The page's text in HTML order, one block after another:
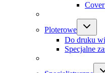
Ploterowe
Do druku
Specjalne